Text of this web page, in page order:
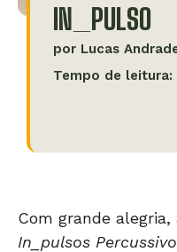
IN_PULSO
por Lucas
Tempo de leitura:
Com grande alegria,
In_pulsos